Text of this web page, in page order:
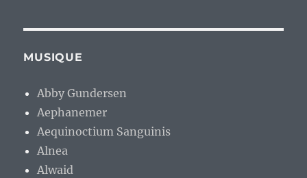
MUSIQUE
Abby Gundersen
Aephanemer
Aequinoctium Sanguinis
Alnea
Alwaid